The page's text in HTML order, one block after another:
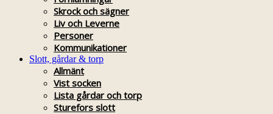
Skrock och sägner
Liv och Leverne
Personer
Kommunikationer
Slott, gårdar & torp
Allmänt
Vist socken
Lista gårdar och torp
Sturefors slott